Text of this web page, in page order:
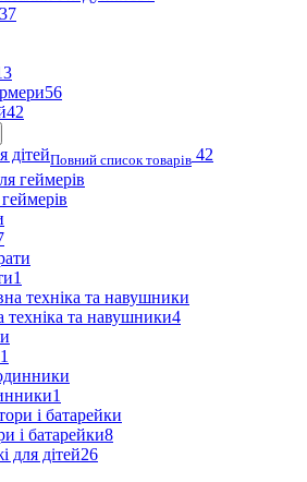
37
56
42
дітейПовний список товарів 42
1
техніка та навушники4
1
і батарейки8
для дітей26